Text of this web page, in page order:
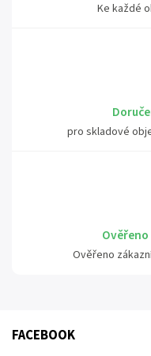
Ke každé
pro skladové
Ověřeno
FACEBOOK